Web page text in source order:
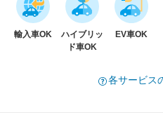
輸入車OK
ハイブリッ
ド車OK
EV車OK
各サービス